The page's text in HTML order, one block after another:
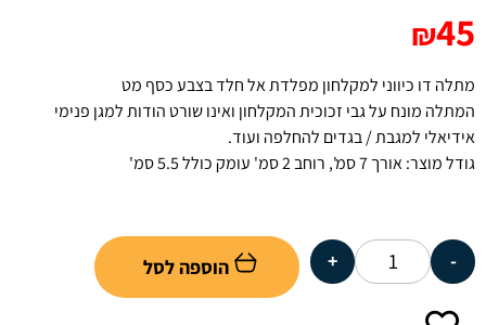
₪45
מתלה דו כיווני למקלחון מפלדת אל חלד בצבע כסף מט
המתלה מונח על גבי זכוכית המקלחון ואינו שורט הודות למגן פנימי
אידיאלי למגבת / בגדים להחלפה ועוד.
גודל מוצר: אורך 7 סמ', רוחב 2 סמ' עומק כולל 5.5 סמ'
הוספה לסל